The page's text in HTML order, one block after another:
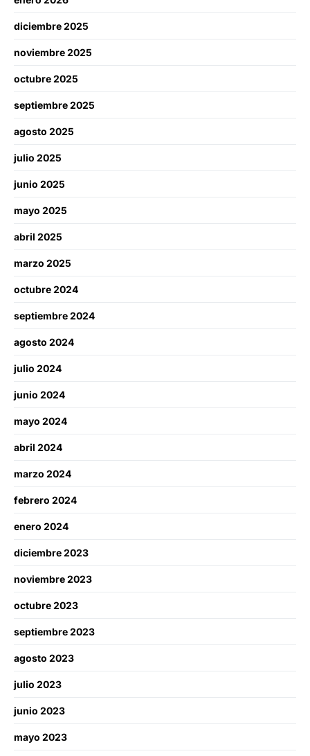
diciembre 2025
noviembre 2025
octubre 2025
septiembre 2025
agosto 2025
julio 2025
junio 2025
mayo 2025
abril 2025
marzo 2025
octubre 2024
septiembre 2024
agosto 2024
julio 2024
junio 2024
mayo 2024
abril 2024
marzo 2024
febrero 2024
enero 2024
diciembre 2023
noviembre 2023
octubre 2023
septiembre 2023
agosto 2023
julio 2023
junio 2023
mayo 2023